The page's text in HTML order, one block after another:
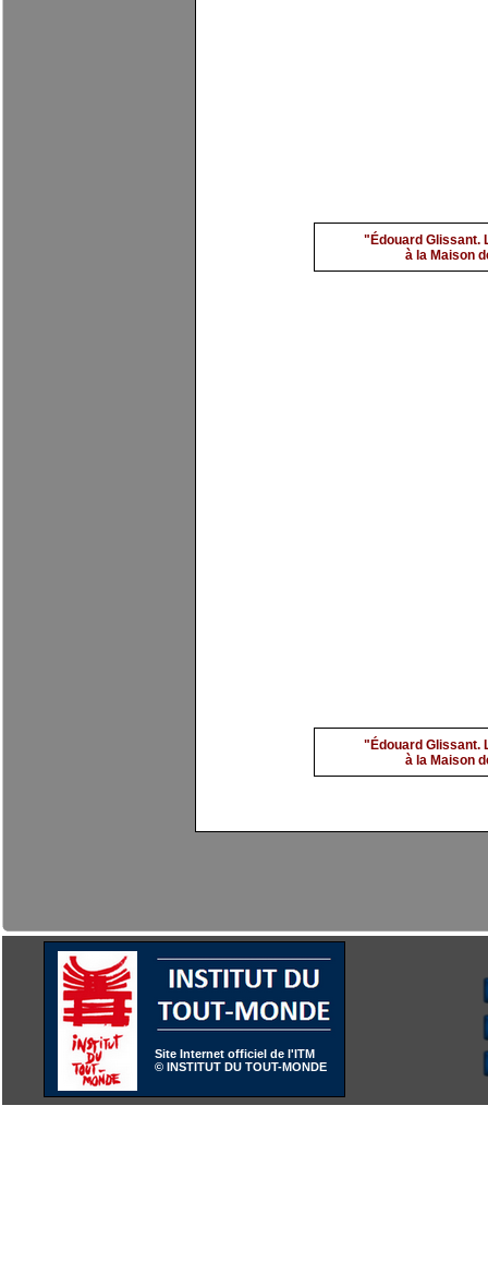
Site Internet officiel de l'ITM
© INSTITUT DU TOUT-MONDE
Benali 2 parevimarch
"Édouard Glissant.
à la Maison
Benali 3 parevimarch
"Édouard Glissant.
à la Maison